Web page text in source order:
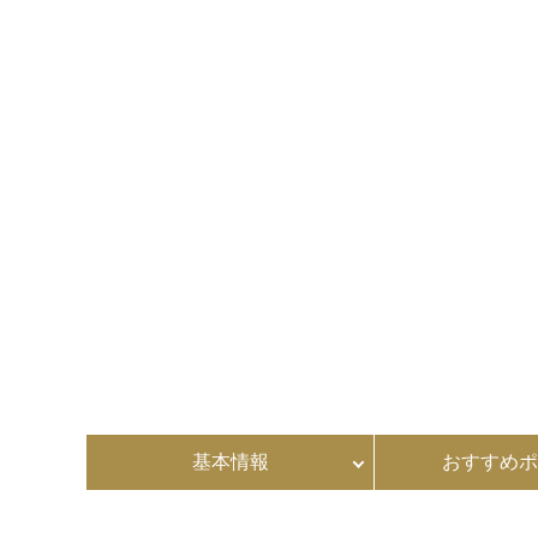
基本情報 おすすめ